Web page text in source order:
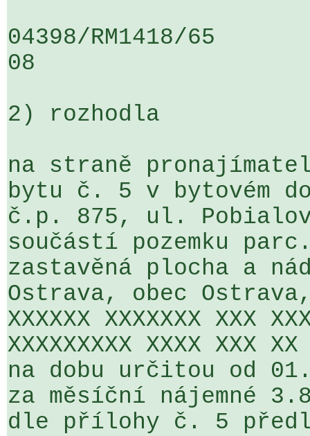
04398/RM1418/
08
2) rozhodla
na straně
bytu č. 5 v bytovém
č.p. 875, ul.
součástí pozemku
zastavěná plocha a
Ostrava, obec
XXXXXX XXXXXXX XXX
XXXXXXXXX XXXX XXX XX
na dobu určitou od
za měsíční nájemné
dle přílohy č. 5